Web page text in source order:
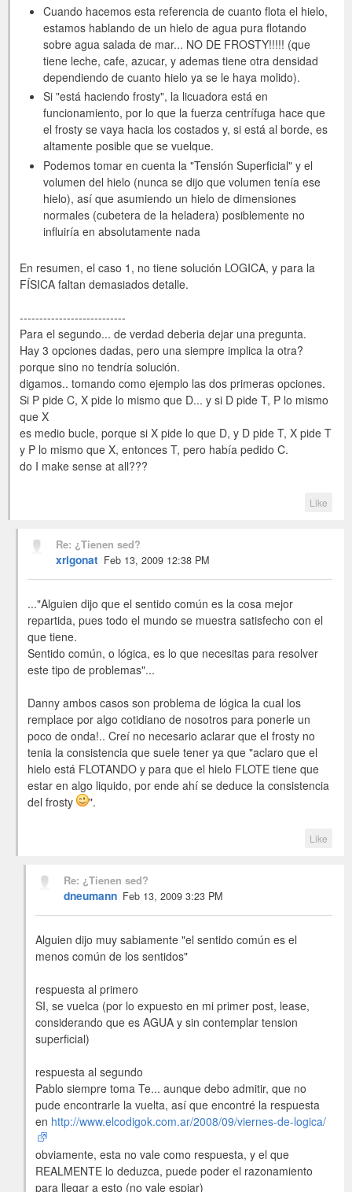
Cuando hacemos esta referencia de cuanto flota el hielo,
estamos hablando de un hielo de agua pura flotando
sobre agua salada de mar... NO DE FROSTY!!!!! (que
tiene leche, cafe, azucar, y ademas tiene otra densidad
dependiendo de cuanto hielo ya se le haya molido).
Si "está haciendo frosty", la licuadora está en
funcionamiento, por lo que la fuerza centrífuga hace que
el frosty se vaya hacia los costados y, si está al borde, es
altamente posible que se vuelque.
Podemos tomar en cuenta la "Tensión Superficial" y el
volumen del hielo (nunca se dijo que volumen tenía ese
hielo), así que asumiendo un hielo de dimensiones
normales (cubetera de la heladera) posiblemente no
influiría en absolutamente nada
En resumen, el caso 1, no tiene solución LOGICA, y para la
FÍSICA faltan demasiados detalle.
---------------------------
Para el segundo... de verdad deberia dejar una pregunta.
Hay 3 opciones dadas, pero una siempre implica la otra?
porque sino no tendría solución.
digamos.. tomando como ejemplo las dos primeras opciones.
Si P pide C, X pide lo mismo que D... y si D pide T, P lo mismo
que X
es medio bucle, porque si X pide lo que D, y D pide T, X pide T
y P lo mismo que X, entonces T, pero había pedido C.
do I make sense at all???
Like
Re: ¿Tienen sed?
xrigonat Feb 13, 2009 12:38 PM
..."Alguien dijo que el sentido común es la cosa mejor
repartida, pues todo el mundo se muestra satisfecho con el
que tiene.
Sentido común, o lógica, es lo que necesitas para resolver
este tipo de problemas"...
Danny ambos casos son problema de lógica la cual los
remplace por algo cotidiano de nosotros para ponerle un
poco de onda!.. Creí no necesario aclarar que el frosty no
tenia la consistencia que suele tener ya que "aclaro que el
hielo está FLOTANDO y para que el hielo FLOTE tiene que
estar en algo liquido, por ende ahí se deduce la consistencia
del frosty
".
Like
Re: ¿Tienen sed?
dneumann Feb 13, 2009 3:23 PM
Alguien dijo muy sabiamente "el sentido común es el
menos común de los sentidos"
respuesta al primero
SI, se vuelca (por lo expuesto en mi primer post, lease,
considerando que es AGUA y sin contemplar tension
superficial)
respuesta al segundo
Pablo siempre toma Te... aunque debo admitir, que no
pude encontrarle la vuelta, así que encontré la respuesta
en http://www.elcodigok.com.ar/2008/09/viernes-de-logica/
obviamente, esta no vale como respuesta, y el que
REALMENTE lo deduzca, puede poder el razonamiento
para llegar a esto (no vale espiar)